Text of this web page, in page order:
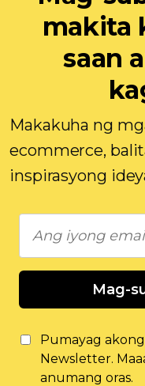
makita
saan
Makakuha ng
ecommerce,
inspirasyong
Mag-
Pumayag
Newsletter.
anumang oras.